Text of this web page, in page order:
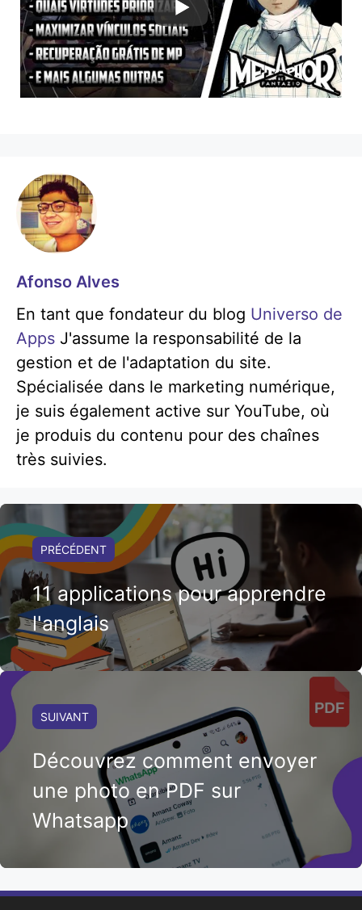
Afonso Alves
En tant que fondateur du blog Universo de
Apps J'assume la responsabilité de la
gestion et de l'adaptation du site.
Spécialisée dans le marketing numérique,
je suis également active sur YouTube, où
je produis du contenu pour des chaînes
très suivies.
PRÉCÉDENT
11 applications pour apprendre
l'anglais
SUIVANT
Découvrez comment envoyer
une photo en PDF sur
Whatsapp